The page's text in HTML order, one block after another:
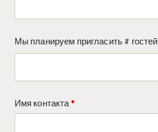
Мы планируем пригласить # гостей
Имя контакта